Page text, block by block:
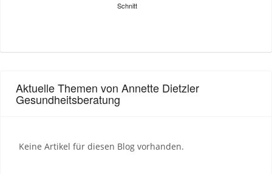
Schnitt
Aktuelle Themen von Annette Dietzler
Gesundheitsberatung
Keine Artikel für diesen Blog vorhanden.